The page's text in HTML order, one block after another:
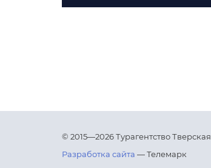
© 2015—2026 Турагентство Тверская
Разработка сайта — Телемарк